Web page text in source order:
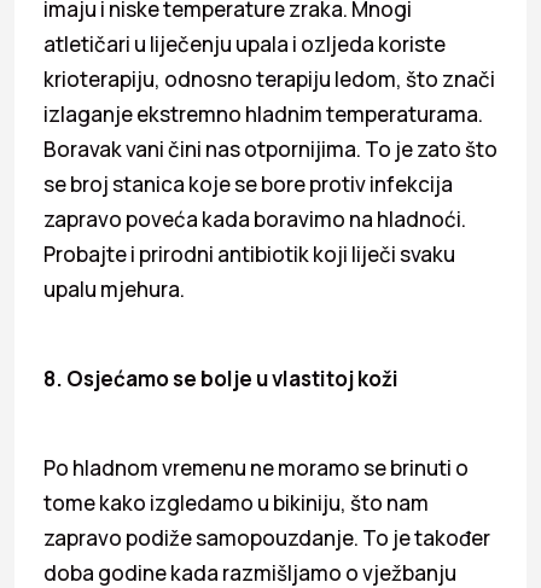
imaju i niske temperature zraka. Mnogi
atletičari u liječenju upala i ozljeda koriste
krioterapiju, odnosno terapiju ledom, što znači
izlaganje ekstremno hladnim temperaturama.
Boravak vani čini nas otpornijima. To je zato što
se broj stanica koje se bore protiv infekcija
zapravo poveća kada boravimo na hladnoći.
Probajte i prirodni antibiotik koji liječi svaku
upalu mjehura.
8. Osjećamo se bolje u vlastitoj koži
Po hladnom vremenu ne moramo se brinuti o
tome kako izgledamo u bikiniju, što nam
zapravo podiže samopouzdanje. To je također
doba godine kada razmišljamo o vježbanju